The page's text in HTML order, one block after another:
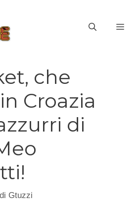
che
Croazia
di
di Gtuzzi